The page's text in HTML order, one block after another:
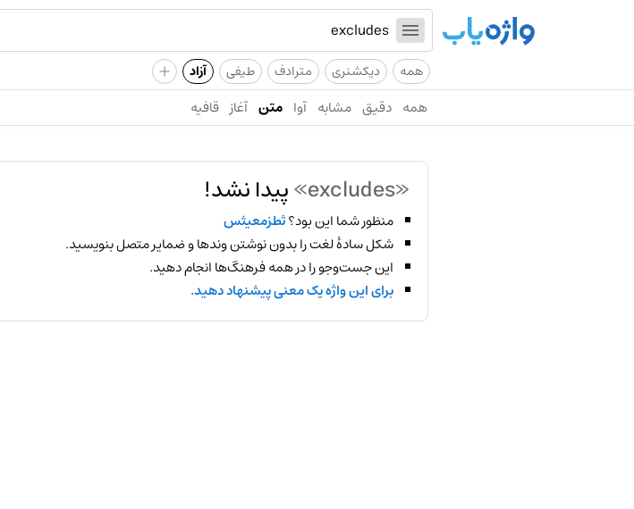
همه دیکشنری مترادف طیفی آزاد +
همه دقیق مشابه آوا متن آغاز قافیه
«excludes» پیدا نشد!
منظور شما این بود؟ثطزمعیثس
شکل سادهٔ لغت را بدون نوشتن وندها و ضمایر متصل بنویسید.
این جست‌وجو را در همه فرهنگ‌ها انجام دهید.
برای این واژه یک معنی پیشنهاد دهید.